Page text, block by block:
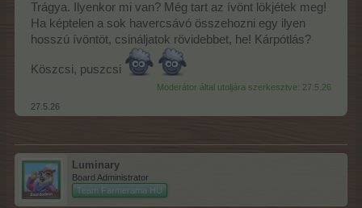
Trágya. Ilyenkor mi van? Még tart az ívönt lökjétek meg!
Ha képtelen a sok havercsávó összehozni egy ilyen
hosszú ívöntöt, csináljatok rövidebbet, he! Kárpótlás?
Köszcsi, puszcsi
Moderátor által utoljára szerkesztve: 27.5.26
27.5.26
Luminary
Board Administrator
Team Farmerama HU